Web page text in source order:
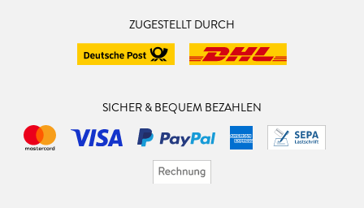
ZUGESTELLT DURCH
SICHER & BEQUEM BEZAHLEN